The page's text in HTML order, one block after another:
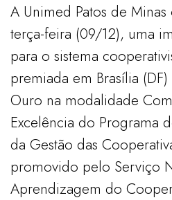
A Unimed Patos de
terça-feira (09/12), uma
para o sistema
premiada em Brasília
Ouro na modalidade
Excelência do Programa
da Gestão das
promovido pelo Serviço
Aprendizagem do